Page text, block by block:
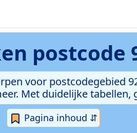
postcode
voor postcodegebied
Met duidelijke
Pagina inhoud ⇵